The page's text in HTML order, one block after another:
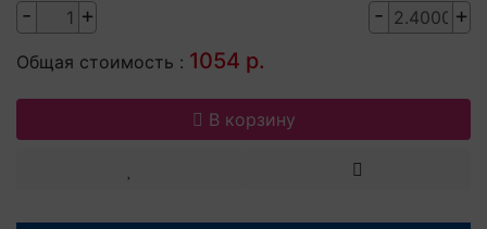
- + - +
Общая стоимость : 1054 р.
В корзину